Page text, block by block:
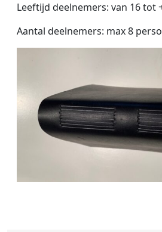
Leeftijd deelnemers: van 16 tot
Aantal deelnemers: max 8